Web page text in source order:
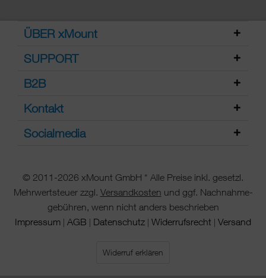
ÜBER xMount
SUPPORT
B2B
Kontakt
Socialmedia
© 2011-2026 xMount GmbH * Alle Preise inkl. gesetzl.
Mehrwertsteuer zzgl. Versandkosten und ggf. Nachnahme-
gebühren, wenn nicht anders beschrieben
Impressum
AGB Datenschutz Widerrufsrecht Versand
Widerruf erklären